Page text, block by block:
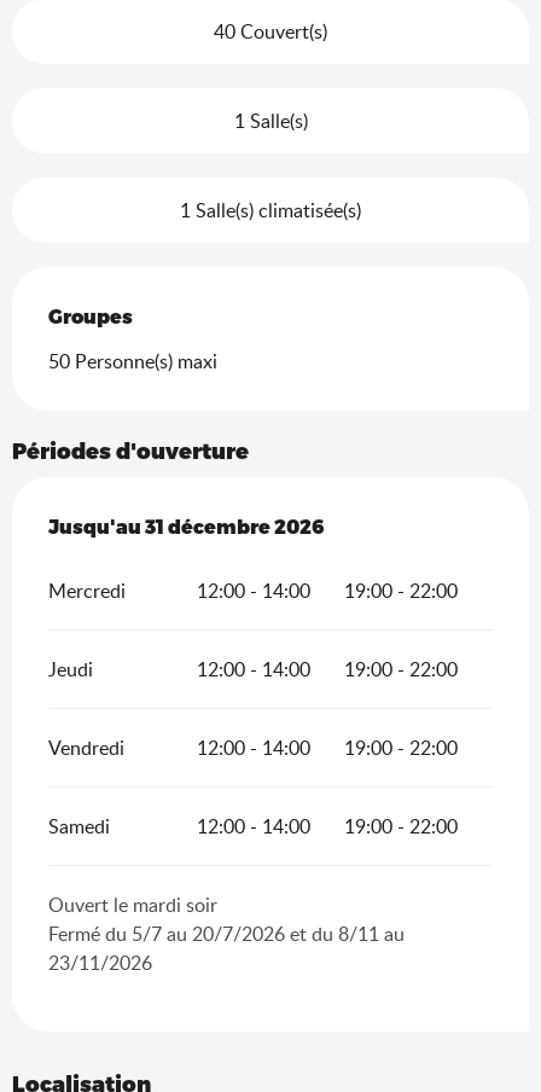
40 Couvert(s)
1 Salle(s)
1 Salle(s) climatisée(s)
Groupes
Groupes
50 Personne(s) maxi
Périodes d'ouverture
Du4 février 2026au31 décembre 2026
Jusqu'au 31 décembre 2026
Mercredi 12:00 - 14:00 19:00 - 22:00
Jeudi 12:00 - 14:00 19:00 - 22:00
Vendredi 12:00 - 14:00 19:00 - 22:00
Samedi 12:00 - 14:00 19:00 - 22:00
Ouvert le mardi soir
Fermé du 5/7 au 20/7/2026 et du 8/11 au
23/11/2026
Localisation